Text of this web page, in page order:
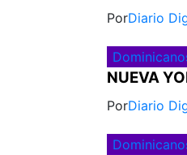
PorDiario
NUEVA
PorDiario